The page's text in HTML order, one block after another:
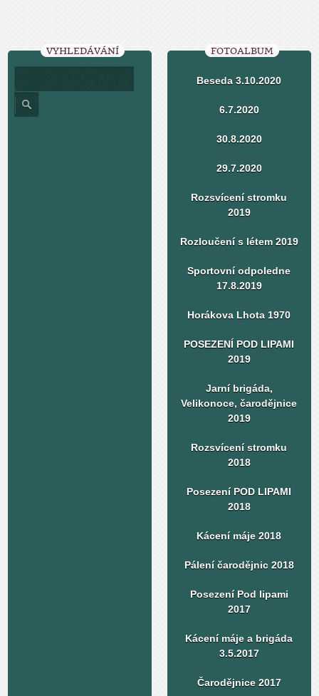
VYHLEDÁVÁNÍ FOTOALBUM
Beseda 3.10.2020
6.7.2020
30.8.2020
29.7.2020
Rozsvícení stromku
2019
Rozloučení s létem 2019
Sportovní odpoledne
17.8.2019
Horákova Lhota 1970
POSEZENÍ POD LIPAMI
2019
Jarní brigáda,
Velikonoce, čarodějnice
2019
Rozsvícení stromku
2018
Posezení POD LIPAMI
2018
Kácení máje 2018
Pálení čarodějnic 2018
Posezení Pod lipami
2017
Kácení máje a brigáda
3.5.2017
Čarodějnice 2017